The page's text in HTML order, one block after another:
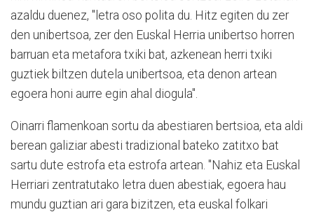
azaldu duenez, "letra oso polita du. Hitz egiten du zer
den unibertsoa, zer den Euskal Herria unibertso horren
barruan eta metafora txiki bat, azkenean herri txiki
guztiek biltzen dutela unibertsoa, eta denon artean
egoera honi aurre egin ahal diogula".
Oinarri flamenkoan sortu da abestiaren bertsioa, eta aldi
berean galiziar abesti tradizional bateko zatitxo bat
sartu dute estrofa eta estrofa artean. "Nahiz eta Euskal
Herriari zentratutako letra duen abestiak, egoera hau
mundu guztian ari gara bizitzen, eta euskal folkari